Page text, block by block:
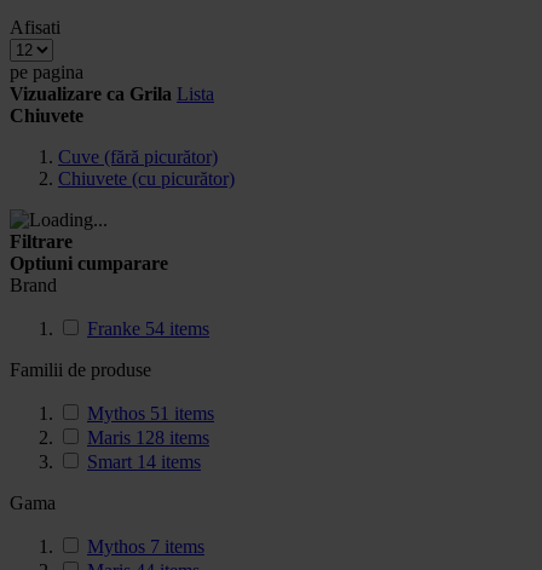
Afisati
pe pagina
Vizualizare ca Grila Lista
Chiuvete
Cuve (fără picurător)
Chiuvete (cu picurător)
Filtrare
Optiuni cumparare
Brand
Franke 54 items
Familii de produse
Mythos 51 items
Maris 128 items
Smart 14 items
Gama
Mythos 7 items